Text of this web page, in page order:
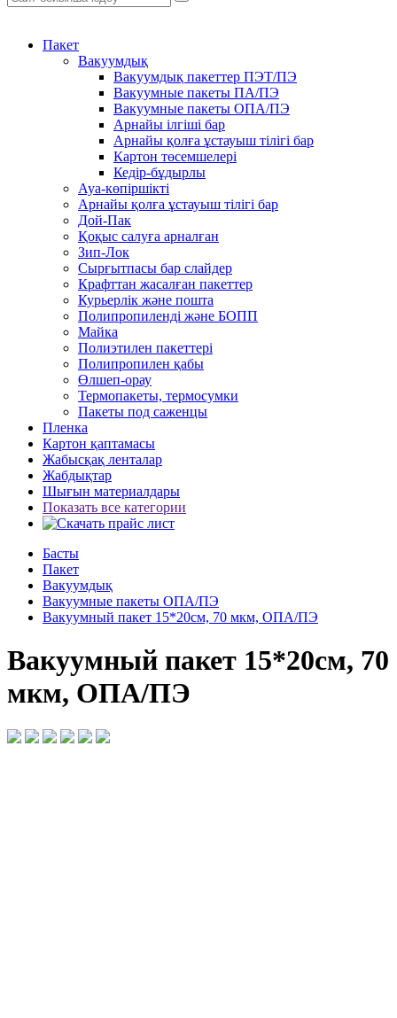
Пакет
Вакуумдық
Вакуумдық пакеттер ПЭТ/ПЭ
Вакуумные пакеты ПА/ПЭ
Вакуумные пакеты ОПА/ПЭ
Арнайы ілгіші бар
Арнайы қолға ұстауыш тілігі бар
Картон төсемшелері
Кедір-бұдырлы
Ауа-көпіршікті
Арнайы қолға ұстауыш тілігі бар
Дой-Пак
Қоқыс салуға арналған
Зип-Лок
Сырғытпасы бар слайдер
Крафттан жасалған пакеттер
Курьерлік және пошта
Полипропиленді және БОПП
Майка
Полиэтилен пакеттері
Полипропилен қабы
Өлшеп-орау
Термопакеты, термосумки
Пакеты под саженцы
Пленка
Картон қаптамасы
Жабысқақ ленталар
Жабдықтар
Шығын материалдары
Показать все категории
Басты
Пакет
Вакуумдық
Вакуумные пакеты ОПА/ПЭ
Вакуумный пакет 15*20см, 70 мкм, ОПА/ПЭ
Вакуумный пакет 15*20см, 70
мкм, ОПА/ПЭ